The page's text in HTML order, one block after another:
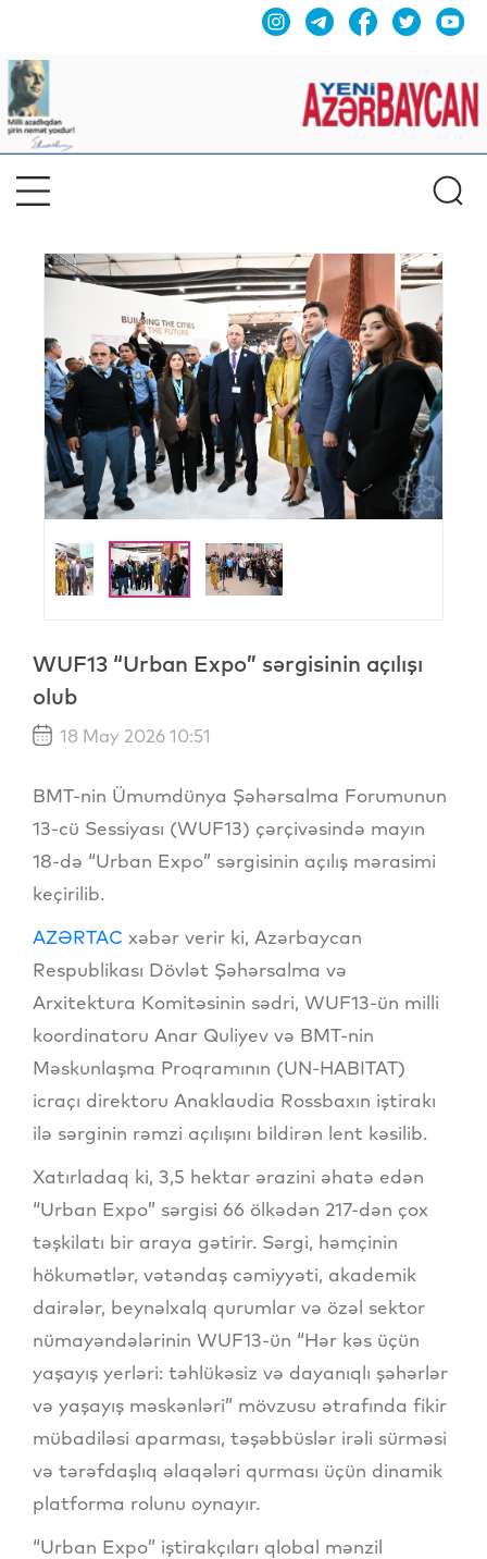
Previous
WUF13 “Urban Expo” sərgisinin açılışı
olub
18 May 2026 10:51
BMT-nin Ümumdünya Şəhərsalma Forumunun
13-cü Sessiyası (WUF13) çərçivəsində mayın
18-də “Urban Expo” sərgisinin açılış mərasimi
keçirilib.
AZƏRTAC xəbər verir ki, Azərbaycan
Respublikası Dövlət Şəhərsalma və
Arxitektura Komitəsinin sədri, WUF13-ün milli
koordinatoru Anar Quliyev və BMT-nin
Məskunlaşma Proqramının (UN-HABITAT)
icraçı direktoru Anaklaudia Rossbaxın iştirakı
ilə sərginin rəmzi açılışını bildirən lent kəsilib.
Xatırladaq ki, 3,5 hektar ərazini əhatə edən
“Urban Expo” sərgisi 66 ölkədən 217-dən çox
təşkilatı bir araya gətirir. Sərgi, həmçinin
hökumətlər, vətəndaş cəmiyyəti, akademik
dairələr, beynəlxalq qurumlar və özəl sektor
nümayəndələrinin WUF13-ün “Hər kəs üçün
yaşayış yerləri: təhlükəsiz və dayanıqlı şəhərlər
və yaşayış məskənləri” mövzusu ətrafında fikir
mübadiləsi aparması, təşəbbüslər irəli sürməsi
və tərəfdaşlıq əlaqələri qurması üçün dinamik
platforma rolunu oynayır.
“Urban Expo” iştirakçıları qlobal mənzil